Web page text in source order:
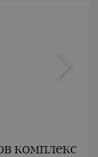
комплекс